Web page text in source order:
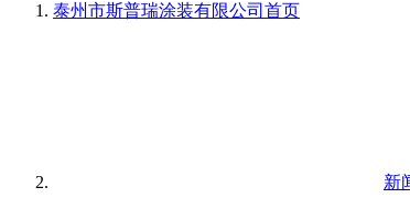
泰州市斯普瑞涂装有限公司 首页
新